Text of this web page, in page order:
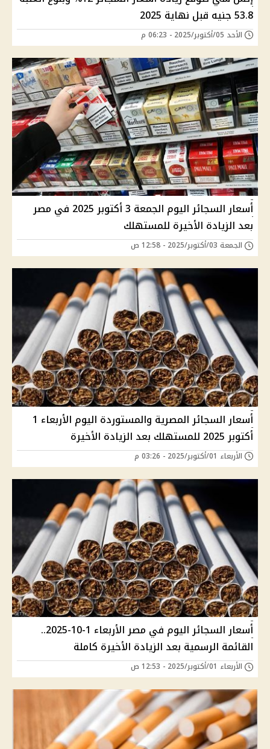
53.8 جنيه قبل نهاية 2025
الأحد 05/أكتوبر/2025 - 06:23 م
أسعار السجائر اليوم الجمعة 3 أكتوبر 2025 في مصر
بعد الزيادة الأخيرة للمستهلك
الجمعة 03/أكتوبر/2025 - 12:58 ص
أسعار السجائر المصرية والمستوردة اليوم الأربعاء 1
أكتوبر 2025 للمستهلك بعد الزيادة الأخيرة
الأربعاء 01/أكتوبر/2025 - 03:26 م
أسعار السجائر اليوم في مصر الأربعاء 1-10-2025..
القائمة الرسمية بعد الزيادة الأخيرة كاملة
الأربعاء 01/أكتوبر/2025 - 12:53 ص